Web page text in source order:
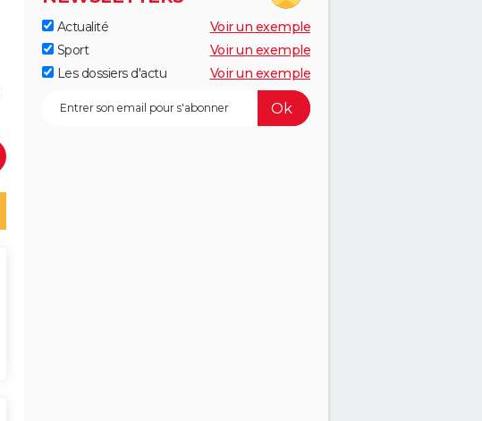
Actualité
Voir un exemple
Sport
Voir un exemple
Les dossiers d'actu
Voir un exemple